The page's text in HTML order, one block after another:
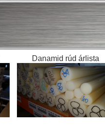
Danamid rúd árlista